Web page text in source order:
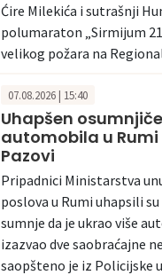
Ćire Milekića i sutrašnji
polumaraton „Sirmijum
velikog požara na
07.08.2026 | 15:40
Uhapšen
automobila u Rumi
Pazovi
Pripadnici Ministarstva
poslova u Rumi uhapsili su
sumnje da je ukrao više
izazvao dve saobraćajne
saopšteno je iz Policijske